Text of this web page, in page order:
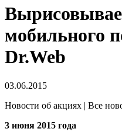
мобильного
Dr.Web
03.06.2015
Новости об акциях | Все
3 июня 2015 года